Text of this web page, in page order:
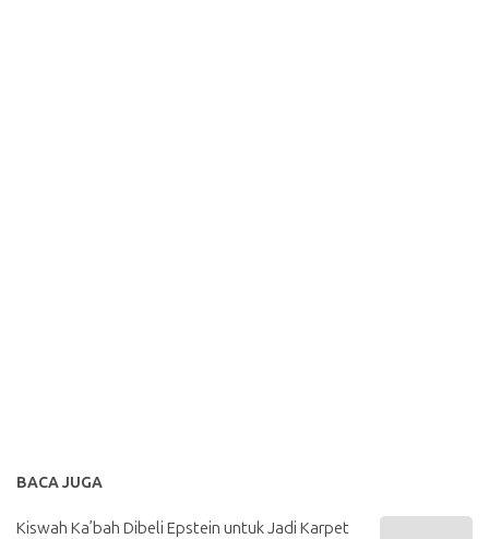
BACA JUGA
Kiswah Ka’bah Dibeli Epstein untuk Jadi Karpet